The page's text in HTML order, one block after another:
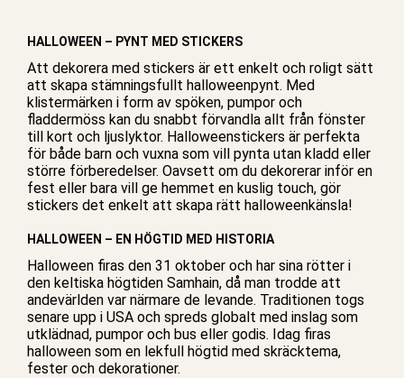
HALLOWEEN – PYNT MED STICKERS
Att dekorera med stickers är ett enkelt och roligt sätt
att skapa stämningsfullt halloweenpynt. Med
klistermärken i form av spöken, pumpor och
fladdermöss kan du snabbt förvandla allt från fönster
till kort och ljuslyktor. Halloweenstickers är perfekta
för både barn och vuxna som vill pynta utan kladd eller
större förberedelser. Oavsett om du dekorerar inför en
fest eller bara vill ge hemmet en kuslig touch, gör
stickers det enkelt att skapa rätt halloweenkänsla!
HALLOWEEN – EN HÖGTID MED HISTORIA
Halloween firas den 31 oktober och har sina rötter i
den keltiska högtiden Samhain, då man trodde att
andevärlden var närmare de levande. Traditionen togs
senare upp i USA och spreds globalt med inslag som
utklädnad, pumpor och bus eller godis. Idag firas
halloween som en lekfull högtid med skräcktema,
fester och dekorationer.